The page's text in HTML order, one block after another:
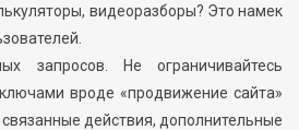
видеоразборы? Это намек
запросов. Не ограничивайтесь
вроде «продвижение сайта»
действия, дополнительные